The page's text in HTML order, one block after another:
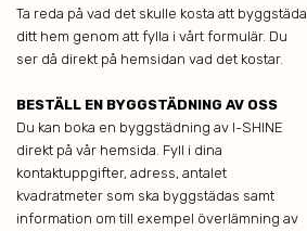
Ta reda på vad det skulle kosta att byggstäda
ditt hem genom att fylla i vårt formulär. Du
ser då direkt på hemsidan vad det kostar.
BESTÄLL EN BYGGSTÄDNING AV OSS
Du kan boka en byggstädning av I-SHINE
direkt på vår hemsida. Fyll i dina
kontaktuppgifter, adress, antalet
kvadratmeter som ska byggstädas samt
information om till exempel överlämning av